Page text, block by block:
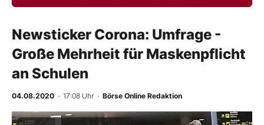
Anlageprodukte
Finanz-Check
BO-Musterdepots
Newsticker Corona: Umfrage -
Große Mehrheit für Maskenpflicht
an Schulen
04.08.2020 · 17:08 Uhr · Börse Online Redaktion